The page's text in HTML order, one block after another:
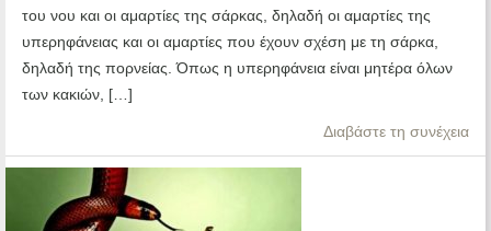
του νου και οι αμαρτίες της σάρκας, δηλαδή οι αμαρτίες της
υπερηφάνειας και οι αμαρτίες που έχουν σχέση με τη σάρκα,
δηλαδή της πορνείας. Όπως η υπερηφάνεια είναι μητέρα όλων
των κακιών, […]
Διαβάστε τη συνέχεια